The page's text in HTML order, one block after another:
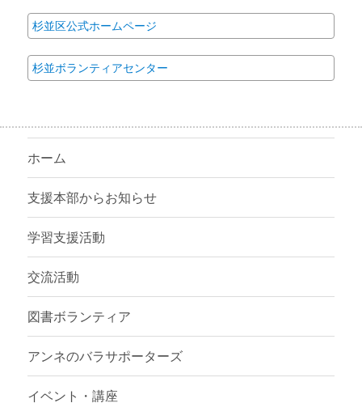
杉並区公式ホームページ
杉並ボランティアセンター
ホーム
支援本部からお知らせ
学習支援活動
交流活動
図書ボランティア
アンネのバラサポーターズ
イベント・講座